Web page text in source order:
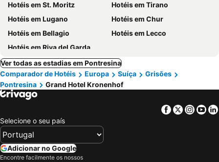
Hotéis em St. Moritz
Hotéis em Tirano
Hotéis em Lugano
Hotéis em Chur
Hotéis em Bellagio
Hotéis em Lecco
Hotéis em Riva del Garda
Ver todas as estadias em Pontresina
Comparador de Hotéis
Europa Suíça
Grisões
Pontresina
Grand Hotel Kronenhof
Facebook
Twitter
Selecione o seu país
Adicionar no Google
Encontre facilmente os nossos